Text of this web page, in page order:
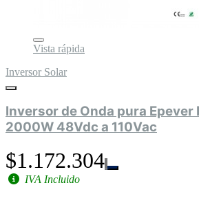
Vista rápida
Inversor Solar
Inversor de Onda pura Epever
2000W 48Vdc a 110Vac
$1.172.304
IVA Incluido